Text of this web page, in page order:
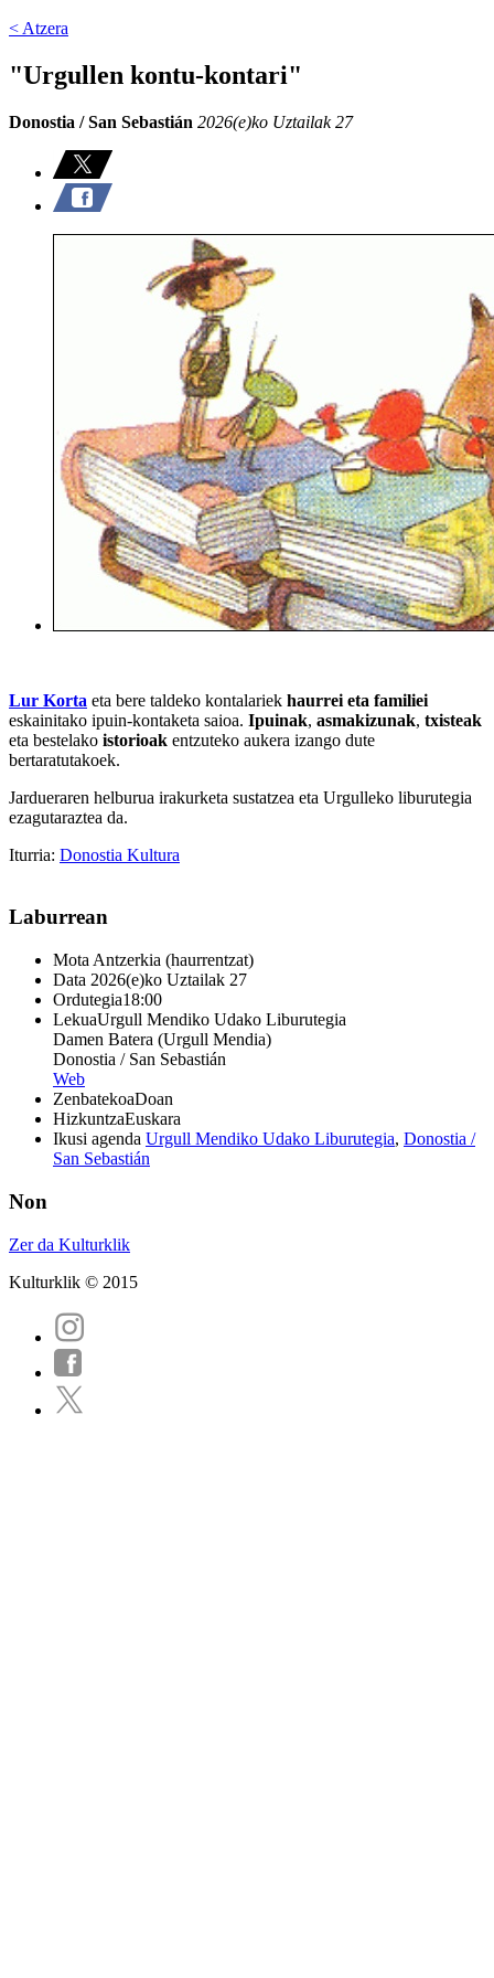
< Atzera
"Urgullen kontu-kontari"
Donostia / San Sebastián 2026(e)ko Uztailak 27
Lur Korta eta bere taldeko kontalariek haurrei eta familiei
eskainitako ipuin-kontaketa saioa. Ipuinak, asmakizunak, txisteak
eta bestelako istorioak entzuteko aukera izango dute
bertaratutakoek.
Jardueraren helburua irakurketa sustatzea eta Urgulleko liburutegia
ezagutaraztea da.
Iturria: Donostia Kultura
Laburrean
Mota Antzerkia (haurrentzat)
Data 2026(e)ko Uztailak 27
Ordutegia18:00
LekuaUrgull Mendiko Udako Liburutegia
Damen Batera (Urgull Mendia)
Donostia / San Sebastián
Web
ZenbatekoaDoan
HizkuntzaEuskara
Ikusi agenda Urgull Mendiko Udako Liburutegia, Donostia /
San Sebastián
Non
Zer da Kulturklik
Kulturklik © 2015